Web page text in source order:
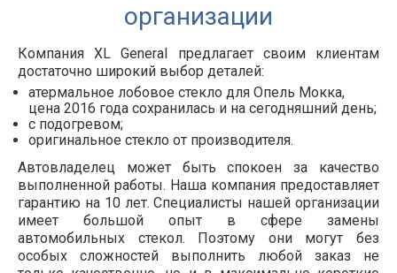
организации
Компания XL General предлагает своим клиентам
достаточно широкий выбор деталей:
атермальное лобовое стекло для Опель Мокка,
цена 2016 года сохранилась и на сегодняшний день;
с подогревом;
оригинальное стекло от производителя.
Автовладелец может быть спокоен за качество
выполненной работы. Наша компания предоставляет
гарантию на 10 лет. Специалисты нашей организации
имеет большой опыт в сфере замены
автомобильных стекол. Поэтому они могут без
особых сложностей выполнить любой заказ не